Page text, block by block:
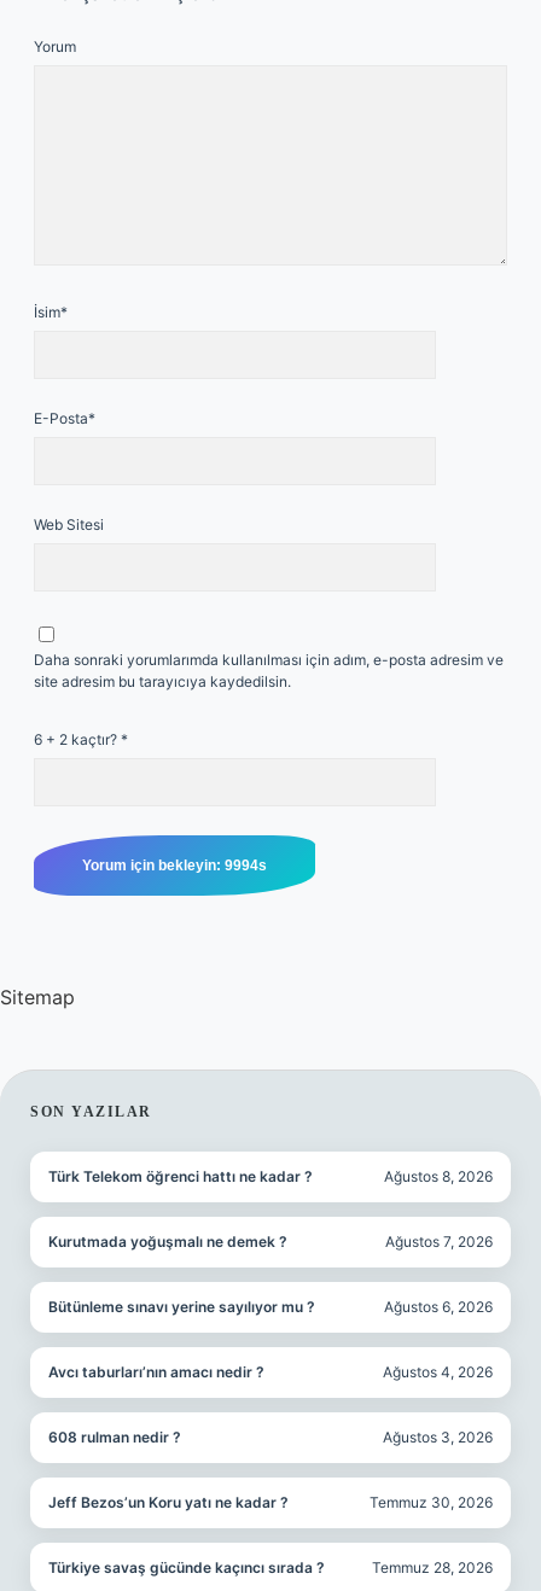
Yorum
İsim*
E-Posta*
Web Sitesi
Daha sonraki yorumlarımda kullanılması için adım, e-posta adresim ve
site adresim bu tarayıcıya kaydedilsin.
6 + 2 kaçtır? *
Sitemap
SIDEBAR
SON YAZILAR
Türk Telekom öğrenci hattı ne kadar ? Ağustos 8, 2026
Kurutmada yoğuşmalı ne demek ? Ağustos 7, 2026
Bütünleme sınavı yerine sayılıyor mu ? Ağustos 6, 2026
Avcı taburları’nın amacı nedir ? Ağustos 4, 2026
608 rulman nedir ? Ağustos 3, 2026
Jeff Bezos’un Koru yatı ne kadar ? Temmuz 30, 2026
Türkiye savaş gücünde kaçıncı sırada ? Temmuz 28, 2026